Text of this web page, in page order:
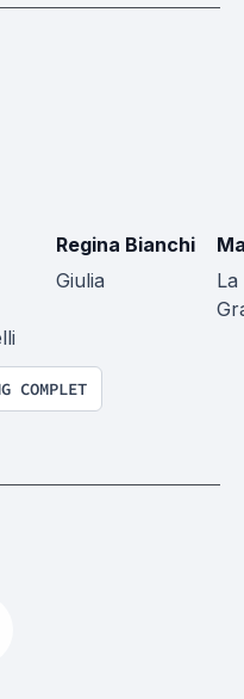
Regina Bianchi
Giulia
COMPLET